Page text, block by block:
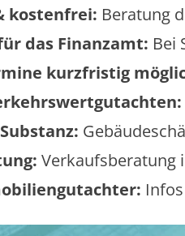
kostenfrei: Beratung
das Finanzamt: Bei
kurzfristig
Verkaufsberatung